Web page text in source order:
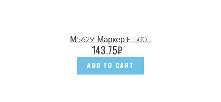
М5629. Маркер E-500...
143.75₽
ADD TO CART